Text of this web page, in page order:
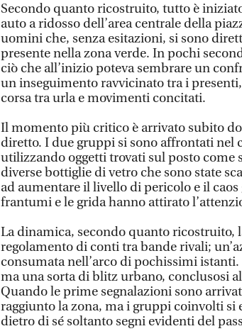
Secondo quanto ricostruito, tutto è
auto a ridosso dell’area centrale della
uomini che, senza esitazioni, si sono
presente nella zona verde. In pochi
ciò che all’inizio poteva sembrare un
un inseguimento ravvicinato tra i
corsa tra urla e movimenti concitati.
Il momento più critico è arrivato subito
diretto. I due gruppi si sono affrontati nel
utilizzando oggetti trovati sul posto come
diverse bottiglie di vetro che sono state
ad aumentare il livello di pericolo e il
frantumi e le grida hanno attirato
La dinamica, secondo quanto ricostruito,
regolamento di conti tra bande rivali;
consumata nell’arco di pochissimi
ma una sorta di blitz urbano, conclusosi
Quando le prime segnalazioni sono
raggiunto la zona, ma i gruppi coinvolti si
dietro di sé soltanto segni evidenti del